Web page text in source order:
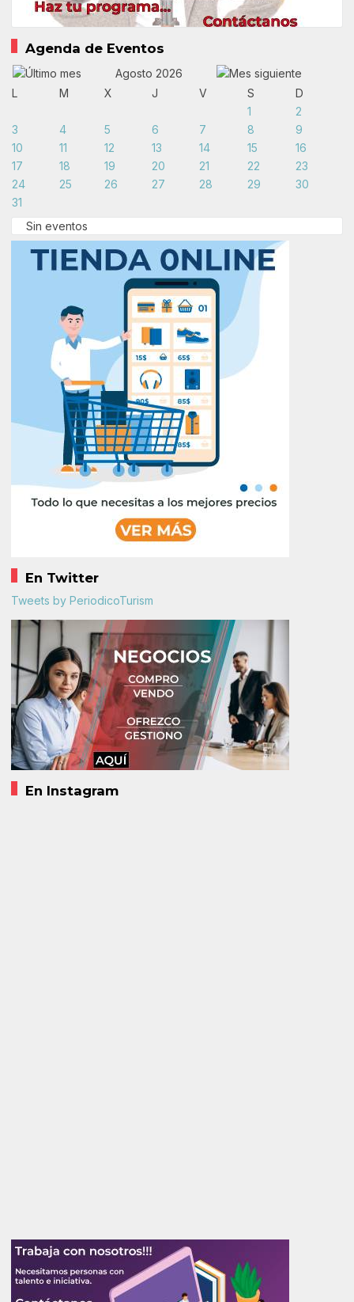
Agenda de Eventos
Agosto 2026
L
M X J V S
D
1
2
3
4 5 6 7 8
9
10
11 12 13 14 15
16
17
18 19 20 21 22
23
24
25 26 27 28 29
30
31
Sin eventos
En Twitter
Tweets by PeriodicoTurism
En Instagram